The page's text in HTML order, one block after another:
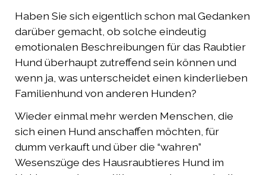
Haben Sie sich eigentlich schon mal Gedanken
darüber gemacht, ob solche eindeutig
emotionalen Beschreibungen für das Raubtier
Hund überhaupt zutreffend sein können und
wenn ja, was unterscheidet einen kinderlieben
Familienhund von anderen Hunden?
Wieder einmal mehr werden Menschen, die
sich einen Hund anschaffen möchten, für
dumm verkauft und über die “wahren”
Wesenszüge des Hausraubtieres Hund im